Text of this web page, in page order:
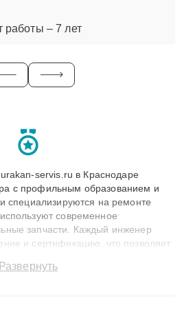
работы – 7 лет
servis.ru в Краснодаре
с профильным образованием и
специализируются на ремонте
современное
запчасти. Каждый инженер
и сертификацию, что позволяет
до 3 лет. Наши мастера
Развернуть